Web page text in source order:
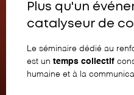
Plus qu'un
catalyseur de
Le séminaire dédié au
est un temps collectif
humaine et à la